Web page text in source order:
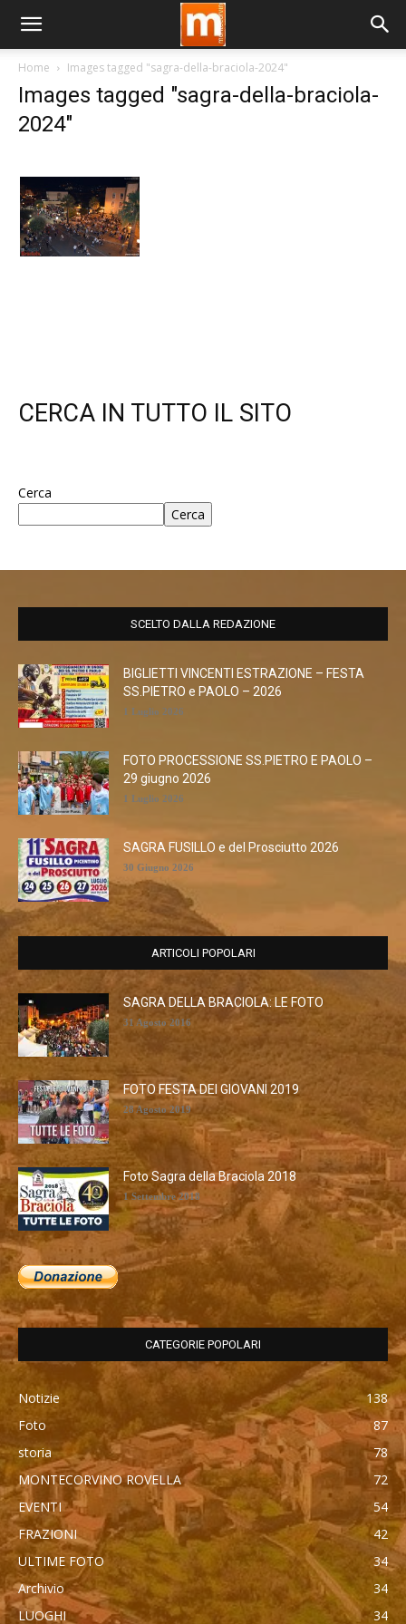
Home Images tagged "sagra-della-braciola-2024"
Images tagged "sagra-della-braciola-
2024"
CERCA IN TUTTO IL SITO
Cerca
Cerca
SCELTO DALLA REDAZIONE
BIGLIETTI VINCENTI ESTRAZIONE – FESTA
SS.PIETRO e PAOLO – 2026
1 Luglio 2026
FOTO PROCESSIONE SS.PIETRO E PAOLO –
29 giugno 2026
1 Luglio 2026
SAGRA FUSILLO e del Prosciutto 2026
30 Giugno 2026
ARTICOLI POPOLARI
SAGRA DELLA BRACIOLA: LE FOTO
31 Agosto 2016
FOTO FESTA DEI GIOVANI 2019
28 Agosto 2019
Foto Sagra della Braciola 2018
1 Settembre 2018
CATEGORIE POPOLARI
Notizie
138
Foto
87
storia
78
MONTECORVINO ROVELLA
72
EVENTI
54
FRAZIONI
42
ULTIME FOTO
34
Archivio
34
LUOGHI
34